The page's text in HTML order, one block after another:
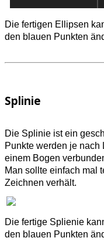
Die fertigen Ellipsen
den blauen Punkten
Splinie
Die Splinie ist ein
Punkte werden je nach
einem Bogen
Man sollte einfach mal
Zeichnen verhält.
Die fertige Splienie
den blauen Punkten